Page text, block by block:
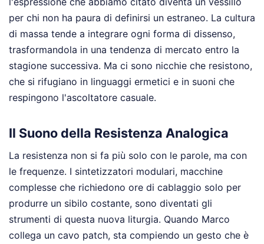
per chi non ha paura di definirsi un estraneo. La cultura
di massa tende a integrare ogni forma di dissenso,
trasformandola in una tendenza di mercato entro la
stagione successiva. Ma ci sono nicchie che resistono,
che si rifugiano in linguaggi ermetici e in suoni che
respingono l'ascoltatore casuale.
Il Suono della Resistenza Analogica
La resistenza non si fa più solo con le parole, ma con
le frequenze. I sintetizzatori modulari, macchine
complesse che richiedono ore di cablaggio solo per
produrre un sibilo costante, sono diventati gli
strumenti di questa nuova liturgia. Quando Marco
collega un cavo patch, sta compiendo un gesto che è